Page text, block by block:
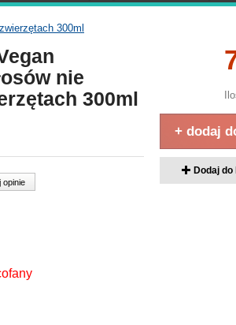
300ml
nie
300ml
opinie
+ dodaj
Dodaj